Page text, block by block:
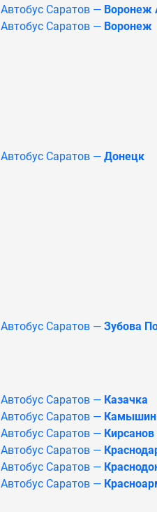
Автобус Саратов — Воронеж
Автобус Саратов — Воронеж
Автобус Саратов — Донецк
Автобус Саратов — Зубова
Автобус Саратов — Казачка
Автобус Саратов — Камышин
Автобус Саратов — Кирсанов
Автобус Саратов —
Автобус Саратов —
Автобус Саратов —